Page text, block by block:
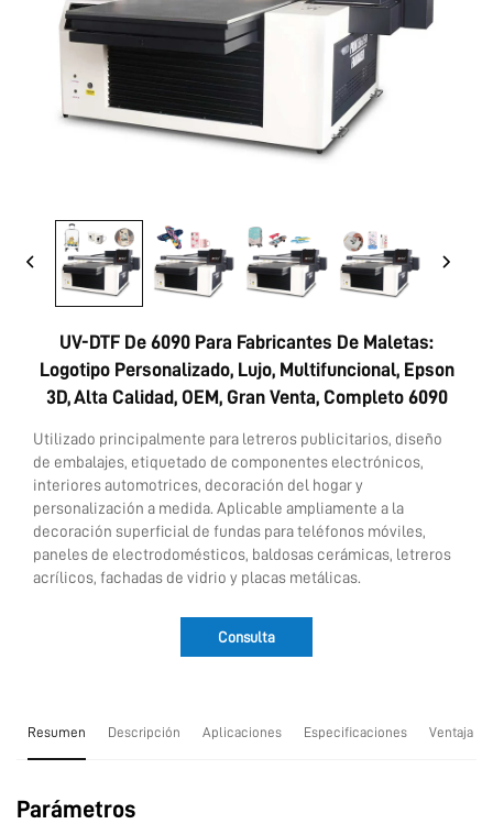
Contáctanos
UV-DTF De 6090 Para Fabricantes De Maletas:
Logotipo Personalizado, Lujo, Multifuncional, Epson
3D, Alta Calidad, OEM, Gran Venta, Completo 6090
Utilizado principalmente para letreros publicitarios, diseño
de embalajes, etiquetado de componentes electrónicos,
interiores automotrices, decoración del hogar y
personalización a medida. Aplicable ampliamente a la
decoración superficial de fundas para teléfonos móviles,
paneles de electrodomésticos, baldosas cerámicas, letreros
acrílicos, fachadas de vidrio y placas metálicas.
Consulta
Resumen Descripción Aplicaciones Especificaciones Ventaja
Parámetros